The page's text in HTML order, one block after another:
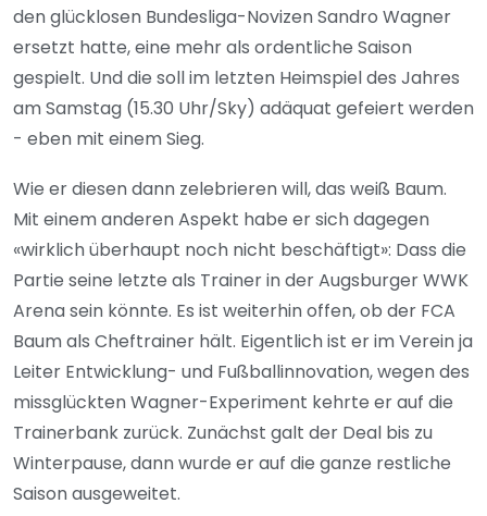
den glücklosen Bundesliga-Novizen Sandro Wagner
ersetzt hatte, eine mehr als ordentliche Saison
gespielt. Und die soll im letzten Heimspiel des Jahres
am Samstag (15.30 Uhr/Sky) adäquat gefeiert werden
- eben mit einem Sieg.
Wie er diesen dann zelebrieren will, das weiß Baum.
Mit einem anderen Aspekt habe er sich dagegen
«wirklich überhaupt noch nicht beschäftigt»: Dass die
Partie seine letzte als Trainer in der Augsburger WWK
Arena sein könnte. Es ist weiterhin offen, ob der FCA
Baum als Cheftrainer hält. Eigentlich ist er im Verein ja
Leiter Entwicklung- und Fußballinnovation, wegen des
missglückten Wagner-Experiment kehrte er auf die
Trainerbank zurück. Zunächst galt der Deal bis zu
Winterpause, dann wurde er auf die ganze restliche
Saison ausgeweitet.